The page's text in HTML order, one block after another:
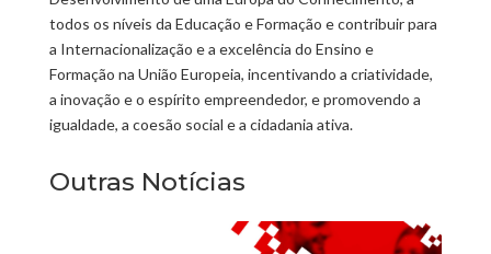
todos os níveis da Educação e Formação e contribuir para
a Internacionalização e a excelência do Ensino e
Formação na União Europeia, incentivando a criatividade,
a inovação e o espírito empreendedor, e promovendo a
igualdade, a coesão social e a cidadania ativa.
Outras Notícias